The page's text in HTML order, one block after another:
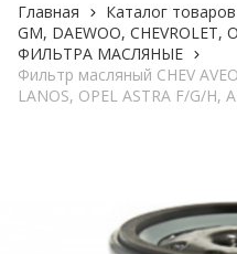
Главная Каталог товаров
GM, DAEWOO, CHEVROLET,
ФИЛЬТРА MАСЛЯНЫЕ
Фильтр масляный CHEV
LANOS, OPEL ASTRA F/G/H,